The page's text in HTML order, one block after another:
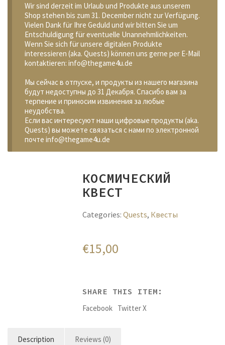
Wir sind derzeit im Urlaub und Produkte aus unserem
Shop stehen bis zum 31. December nicht zur Verfügung.
Vielen Dank für Ihre Geduld und wir bitten Sie um
Entschuldigung für eventuelle Unannehmlichkeiten.
Wenn Sie sich für unsere digitalen Produkte
interessieren (aka. Quests) können uns gerne per E-Mail
kontaktieren: info@thegame4u.de
Мы сейчас в отпуске, и продукты из нашего магазина
будут недоступны до 31 Декабря. Спасибо вам за
терпение и приносим извинения за любые
неудобства.
Если вас интересуют наши цифровые продукты (aka.
Quests) вы можете связаться с нами по электронной
почте info@thegame4u.de
КОСМИЧЕСКИЙ
КВЕСТ
Categories:Quests, Квесты
€15,00
SHARE THIS ITEM:
Facebook Twitter X
Description Reviews (0)